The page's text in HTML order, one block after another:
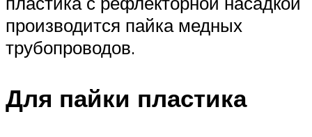
производится пайка медных
трубопроводов.
Для пайки пластика